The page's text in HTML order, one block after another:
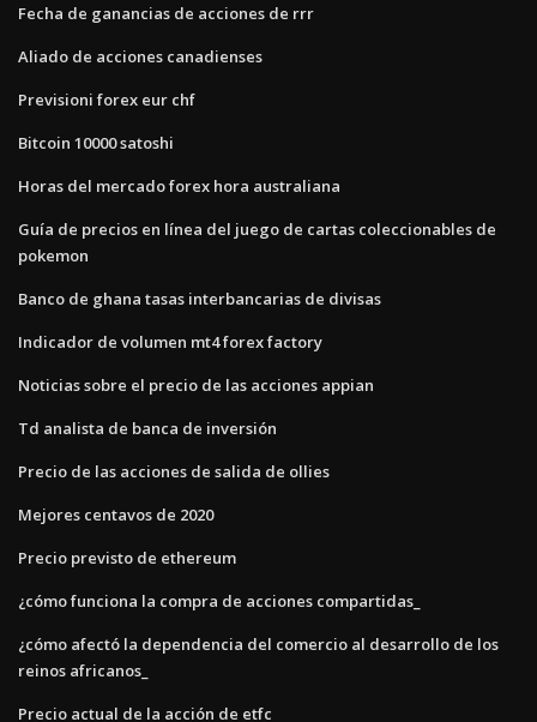
Fecha de ganancias de acciones de rrr
Aliado de acciones canadienses
Previsioni forex eur chf
Bitcoin 10000 satoshi
Horas del mercado forex hora australiana
Guía de precios en línea del juego de cartas coleccionables de
pokemon
Banco de ghana tasas interbancarias de divisas
Indicador de volumen mt4 forex factory
Noticias sobre el precio de las acciones appian
Td analista de banca de inversión
Precio de las acciones de salida de ollies
Mejores centavos de 2020
Precio previsto de ethereum
¿cómo funciona la compra de acciones compartidas_
¿cómo afectó la dependencia del comercio al desarrollo de los
reinos africanos_
Precio actual de la acción de etfc